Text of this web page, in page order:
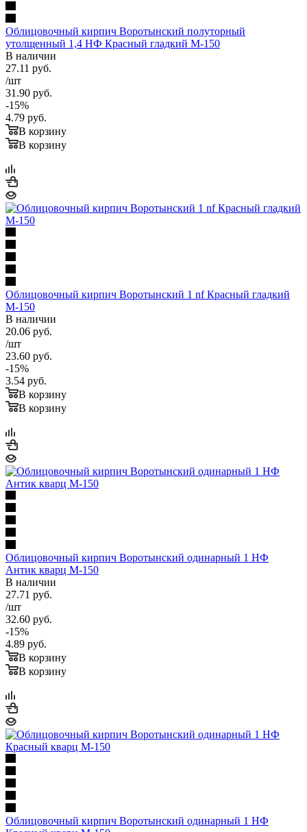
Облицовочный кирпич Воротынский полуторный
утолщенный 1,4 НФ Красный гладкий М-150
В наличии
27.11 руб.
/шт
31.90 руб.
-15%
4.79 руб.
В корзину
В корзину
Облицовочный кирпич Воротынский 1 nf Красный гладкий
М-150
В наличии
20.06 руб.
/шт
23.60 руб.
-15%
3.54 руб.
В корзину
В корзину
Облицовочный кирпич Воротынский одинарный 1 НФ
Антик кварц М-150
В наличии
27.71 руб.
/шт
32.60 руб.
-15%
4.89 руб.
В корзину
В корзину
Облицовочный кирпич Воротынский одинарный 1 НФ